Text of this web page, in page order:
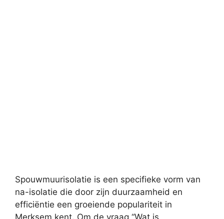
Spouwmuurisolatie is een specifieke vorm van
na-isolatie die door zijn duurzaamheid en
efficiëntie een groeiende populariteit in
Merksem kent. Om de vraag “Wat is